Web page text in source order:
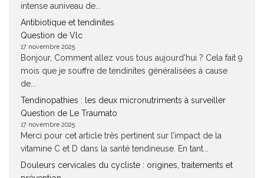
intense auniveau de...
Antibiotique et tendinites
Question de Vlc
17 novembre 2025
Bonjour, Comment allez vous tous aujourd'hui ? Cela fait 9
mois que je souffre de tendinites généralisées à cause
de...
Tendinopathies : les deux micronutriments à surveiller
Question de Le Traumato
17 novembre 2025
Merci pour cet article très pertinent sur l’impact de la
vitamine C et D dans la santé tendineuse. En tant...
Douleurs cervicales du cycliste : origines, traitements et